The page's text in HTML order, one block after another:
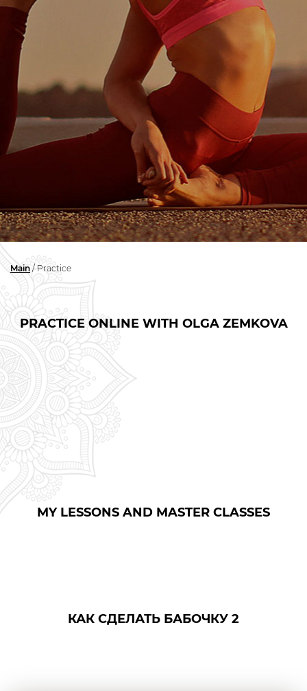
Main / Practice
PRACTICE ONLINE WITH OLGA ZEMKOVA
MY LESSONS AND MASTER CLASSES
КАК СДЕЛАТЬ БАБОЧКУ 2